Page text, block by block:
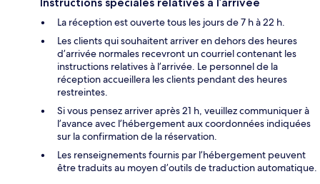
La réception est ouverte tous les jours de 7 h à 22 h.
Les clients qui souhaitent arriver en dehors des heures
d’arrivée normales recevront un courriel contenant les
instructions relatives à l’arrivée. Le personnel de la
réception accueillera les clients pendant des heures
restreintes.
Si vous pensez arriver après 21 h, veuillez communiquer à
l’avance avec l’hébergement aux coordonnées indiquées
sur la confirmation de la réservation.
Les renseignements fournis par l’hébergement peuvent
être traduits au moyen d’outils de traduction automatique.